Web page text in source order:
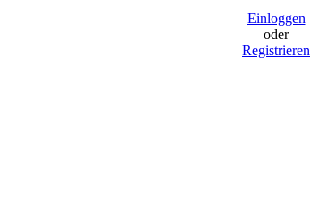
Einloggen
oder
Registrieren